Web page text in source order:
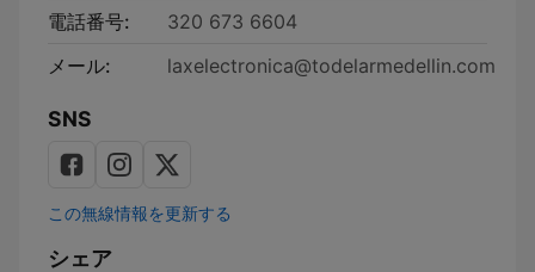
電話番号:
320 673 6604
メール:
laxelectronica@todelarmedellin.com
SNS
この無線情報を更新する
シェア